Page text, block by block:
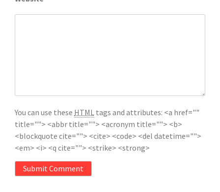
You can use these HTML tags and attributes: <a href=""
title=""> <abbr title=""> <acronym title=""> <b>
<blockquote cite=""> <cite> <code> <del datetime="">
<em> <i> <q cite=""> <strike> <strong>
Submit Comment